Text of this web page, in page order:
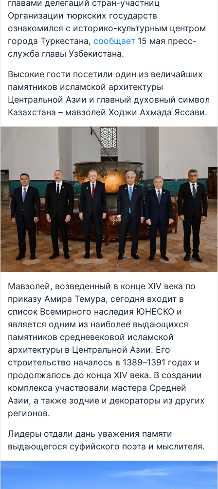
главами делегаций стран-участниц
Организации тюркских государств
ознакомился с историко-культурным центром
города Туркестана, сообщает 15 мая пресс-
служба главы Узбекистана.
Высокие гости посетили один из величайших
памятников исламской архитектуры
Центральной Азии и главный духовный символ
Казахстана – мавзолей Ходжи Ахмада Яссави.
Мавзолей, возведенный в конце XIV века по
приказу Амира Темура, сегодня входит в
список Всемирного наследия ЮНЕСКО и
является одним из наиболее выдающихся
памятников средневековой исламской
архитектуры в Центральной Азии. Его
строительство началось в 1389–1391 годах и
продолжалось до конца XIV века. В создании
комплекса участвовали мастера Средней
Азии, а также зодчие и декораторы из других
регионов.
Лидеры отдали дань уважения памяти
выдающегося суфийского поэта и мыслителя.